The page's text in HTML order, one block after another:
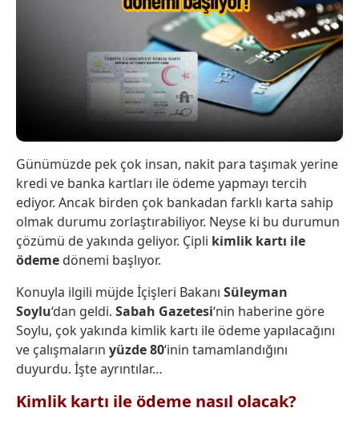
Günümüzde pek çok insan, nakit para taşımak yerine
kredi ve banka kartları ile ödeme yapmayı tercih
ediyor. Ancak birden çok bankadan farklı karta sahip
olmak durumu zorlaştırabiliyor. Neyse ki bu durumun
çözümü de yakında geliyor. Çipli kimlik kartı ile
ödeme dönemi başlıyor.
Konuyla ilgili müjde İçişleri Bakanı Süleyman
Soylu‘dan geldi. Sabah Gazetesi‘nin haberine göre
Soylu, çok yakında kimlik kartı ile ödeme yapılacağını
ve çalışmaların yüzde 80‘inin tamamlandığını
duyurdu. İşte ayrıntılar…
Kimlik kartı ile ödeme nasıl olacak?